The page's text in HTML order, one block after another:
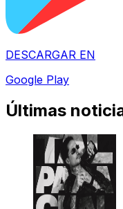
DESCARGAR EN
Google Play
Últimas